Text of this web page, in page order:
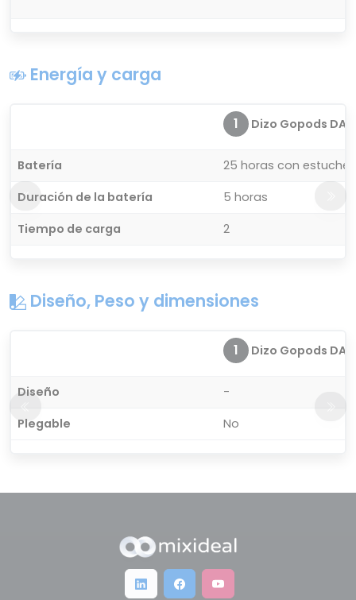
Energía y carga
1 Dizo Gopods
Batería
25 horas con
Duración de la batería
5 horas
Tiempo de carga
2
Diseño, Peso y dimensiones
1 Dizo Gopods
Diseño
-
Plegable
No